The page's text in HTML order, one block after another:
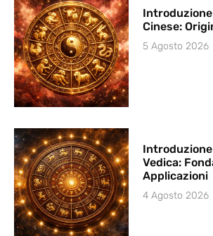
Cinese:
5 Agosto 2026
Vedica:
Applicazioni
4 Agosto 2026